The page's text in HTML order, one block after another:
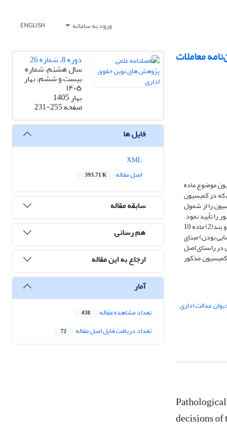
ورود به سامانه ENGLISH
خصوص مرجع صالح رسیدگی به اعتراض از آرای کمیسیون موضوع ماده ۳۸ آیین‌نامه معاملات
موضوع ماده
اداری با این استدلال که در کمیسیون
را از شمول
کشور نیز به موجب رأی وحدت رویه شماره ۸۴۹ مورخ ۱۹/۴/۱۴۰۳ مفاد رأی مزبور را تأیید نمود.
بررسی‌ صورت گرفته نشان داد مستثنی نمودن این مرجع از شمول صلاحیت دیوان نه تنها مخالف اصول و موازین حقوقی است، بلکه با مفاد اصل 173 قانون اساسی و بند‌(2) ماده 10
در بند‌(2) ماده ۱۰ معیار سازمانی (مرجع شبه‌قضایی بودن) مبنای
در راستای اصل
قطعی کمیسیون مذکور
decisions
دوره 8، شماره 26
سال هشتم، شماره
بیست و ششم، بهار
۱۴۰۵
بهار 1405
صفحه231-255
فایل ها
اصل مقاله
393.71 K
سابقه مقاله
هم رسانی
ارجاع به این مقاله
آمار
تعداد مشاهده مقاله 438
تعداد دریافت فایل اصل مقاله 72